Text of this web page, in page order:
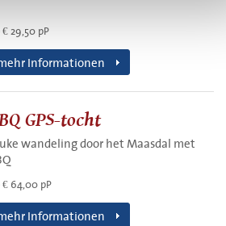
29,50 pP
Informationen
GPS-tocht
wandeling door het Maasdal met
€ 64,00 pP
Informationen